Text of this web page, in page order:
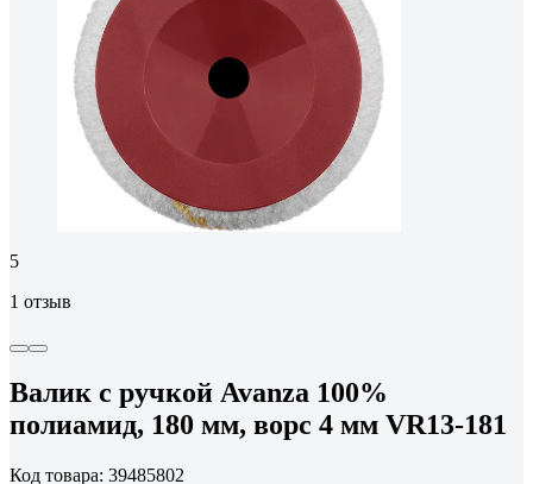
5
1 отзыв
Валик с ручкой Avanza 100%
полиамид, 180 мм, ворс 4 мм VR13-181
Код товара: 39485802